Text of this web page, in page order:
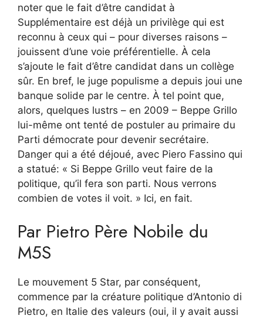
noter que le fait d’être candidat à
Supplémentaire est déjà un privilège qui est
reconnu à ceux qui – pour diverses raisons –
jouissent d’une voie préférentielle. À cela
s’ajoute le fait d’être candidat dans un collège
sûr. En bref, le juge populisme a depuis joui une
banque solide par le centre. À tel point que,
alors, quelques lustrs – en 2009 – Beppe Grillo
lui-même ont tenté de postuler au primaire du
Parti démocrate pour devenir secrétaire.
Danger qui a été déjoué, avec Piero Fassino qui
a statué: « Si Beppe Grillo veut faire de la
politique, qu’il fera son parti. Nous verrons
combien de votes il voit. » Ici, en fait.
Par Pietro Père Nobile du
M5S
Le mouvement 5 Star, par conséquent,
commence par la créature politique d’Antonio di
Pietro, en Italie des valeurs (oui, il y avait aussi